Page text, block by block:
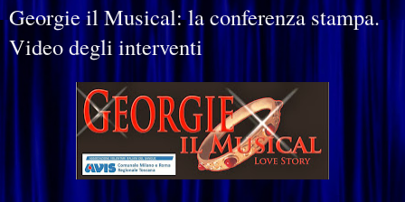
Georgie il Musical: la conferenza stampa.
Video degli interventi